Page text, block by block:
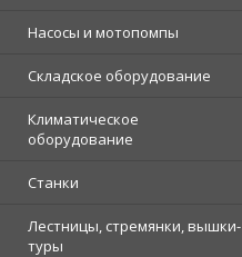
Насосы и мотопомпы
Складское оборудование
Климатическое
оборудование
Станки
Лестницы, стремянки, вышки-
туры